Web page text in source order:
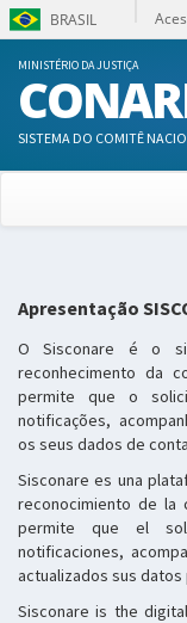
BRASIL
MINISTÉRIO DA JUSTIÇA
SISTEMA DO COMITÊ
Apresentação
O Sisconare é o
reconhecimento da
permite que o
notificações,
os seus dados de
Sisconare es una
reconocimiento de la
permite que el
notificaciones,
actualizados sus datos
Sisconare is the